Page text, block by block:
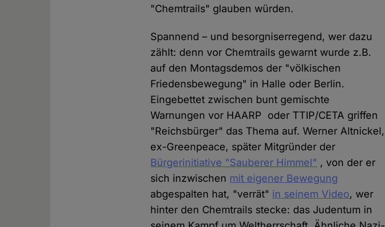
"Chemtrails" glauben würden.
Spannend – und besorgniserregend, wer dazu
zählt: denn vor Chemtrails gewarnt wurde z.B.
auf den Montagsdemos der "völkischen
Friedensbewegung" in Halle oder Berlin.
Eingebettet zwischen bunt gemischte
Warnungen vor HAARP oder TTIP/CETA griffen
"Reichsbürger" das Thema auf. Werner Altnickel,
ex-Greenpeace, später Mitgründer der
Bürgerinitiative "Sauberer Himmel" , von der er
sich inzwischen mit eigener Bewegung
abgespalten hat, "verrät" in seinem Video, wer
hinter den Chemtrails stecke: das Judentum in